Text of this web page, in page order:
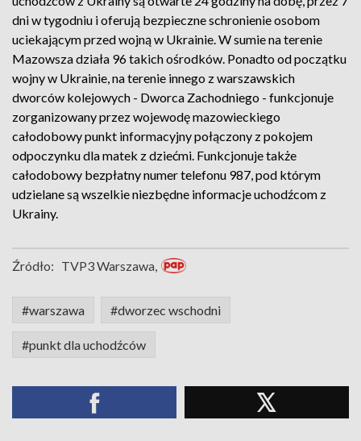
dni w tygodniu i oferują bezpieczne schronienie osobom
uciekającym przed wojną w Ukrainie. W sumie na terenie
Mazowsza działa 96 takich ośrodków. Ponadto od początku
wojny w Ukrainie, na terenie innego z warszawskich
dworców kolejowych - Dworca Zachodniego - funkcjonuje
zorganizowany przez wojewodę mazowieckiego
całodobowy punkt informacyjny połączony z pokojem
odpoczynku dla matek z dziećmi. Funkcjonuje także
całodobowy bezpłatny numer telefonu 987, pod którym
udzielane są wszelkie niezbędne informacje uchodźcom z
Ukrainy.
Źródło: TVP3 Warszawa,
#warszawa #dworzec wschodni
#punkt dla uchodźców